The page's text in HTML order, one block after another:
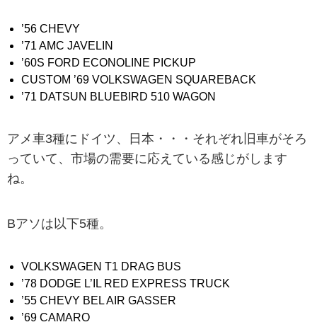
’56 CHEVY
’71 AMC JAVELIN
’60S FORD ECONOLINE PICKUP
CUSTOM ’69 VOLKSWAGEN SQUAREBACK
’71 DATSUN BLUEBIRD 510 WAGON
アメ車3種にドイツ、日本・・・それぞれ旧車がそろ
っていて、市場の需要に応えている感じがします
ね。
Bアソは以下5種。
VOLKSWAGEN T1 DRAG BUS
’78 DODGE L’IL RED EXPRESS TRUCK
’55 CHEVY BEL AIR GASSER
’69 CAMARO